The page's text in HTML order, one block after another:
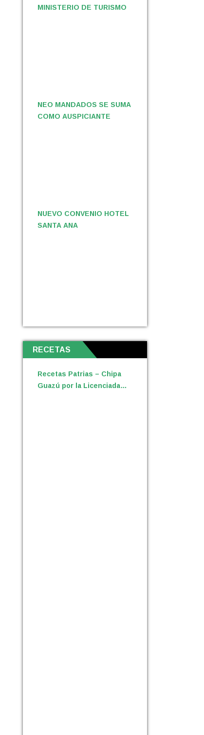
MINISTERIO DE TURISMO
NEO MANDADOS SE SUMA
COMO AUSPICIANTE
NUEVO CONVENIO HOTEL
SANTA ANA
RECETAS
Recetas Patrias – Chipa
Guazú por la Licenciada